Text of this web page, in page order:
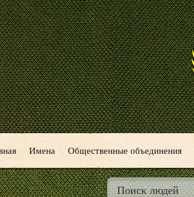
Имена Общественные объединения